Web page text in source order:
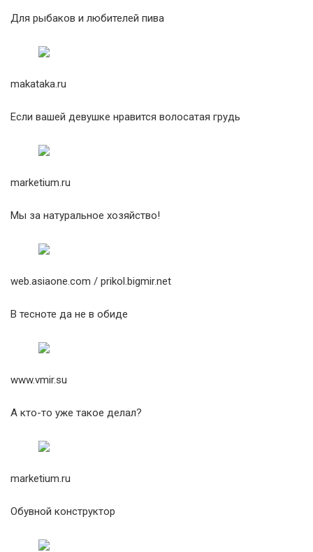
Для рыбаков и любителей пива
makataka.ru
Если вашей девушке нравится волосатая грудь
marketium.ru
Мы за натуральное хозяйство!
web.asiaone.com / prikol.bigmir.net
В тесноте да не в обиде
www.vmir.su
А кто-то уже такое делал?
marketium.ru
Обувной конструктор